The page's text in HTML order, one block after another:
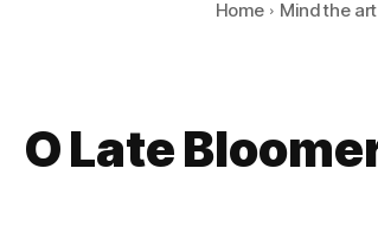
Home Mind the art
Ο Late